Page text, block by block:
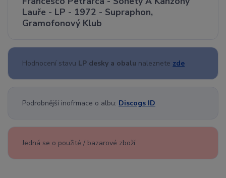
Lauře - LP - 1972 - Supraphon,
Gramofonový Klub
Hodnocení stavu LP desky a obalu naleznete zde
Podrobnější inofrmace o albu: Discogs ID
Jedná se o použité / bazarové zboží